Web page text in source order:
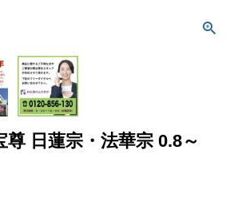
尊 日蓮宗・法華宗 0.8～